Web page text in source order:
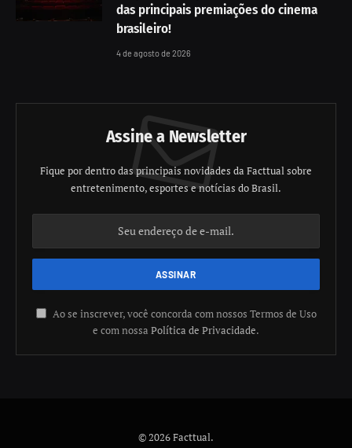
das principais premiações do cinema
brasileiro!
4 de agosto de 2026
Assine a Newsletter
Fique por dentro das principais novidades da Facttual sobre
entretenimento, esportes e notícias do Brasil.
Ao se inscrever, você concorda com nossos Termos de Uso
e com nossa Política de Privacidade.
© 2026 Facttual.